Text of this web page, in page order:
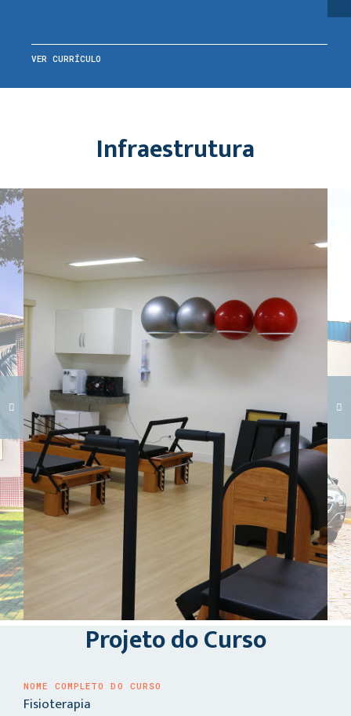
VER CURRÍCULO
Infraestrutura
Carregando galeria...
Projeto do Curso
NOME COMPLETO DO CURSO
Fisioterapia